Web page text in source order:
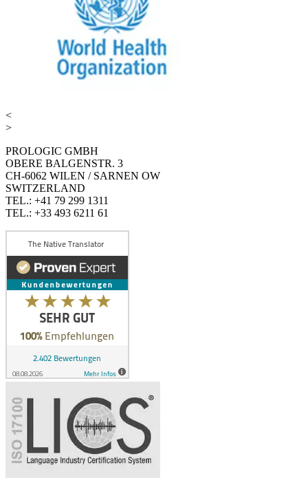
<
>
PROLOGIC GMBH
OBERE BALGENSTR. 3
CH-6062 WILEN / SARNEN OW
SWITZERLAND
TEL.: +41 79 299 1311
TEL.: +33 493 6211 61